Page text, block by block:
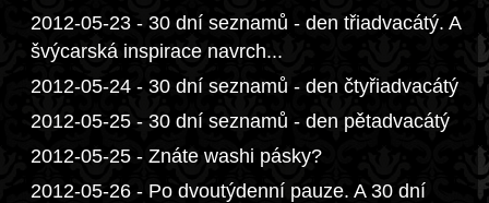
2012-05-23 - 30 dní seznamů - den třiadvacátý. A
švýcarská inspirace navrch...
2012-05-24 - 30 dní seznamů - den čtyřiadvacátý
2012-05-25 - 30 dní seznamů - den pětadvacátý
2012-05-25 - Znáte washi pásky?
2012-05-26 - Po dvoutýdenní pauze. A 30 dní